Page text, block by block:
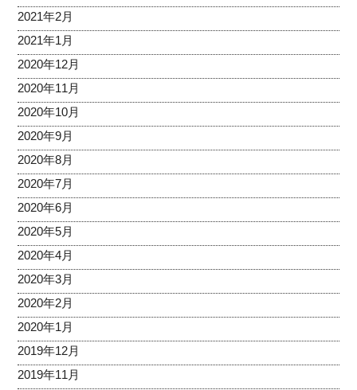
2021年2月
2021年1月
2020年12月
2020年11月
2020年10月
2020年9月
2020年8月
2020年7月
2020年6月
2020年5月
2020年4月
2020年3月
2020年2月
2020年1月
2019年12月
2019年11月